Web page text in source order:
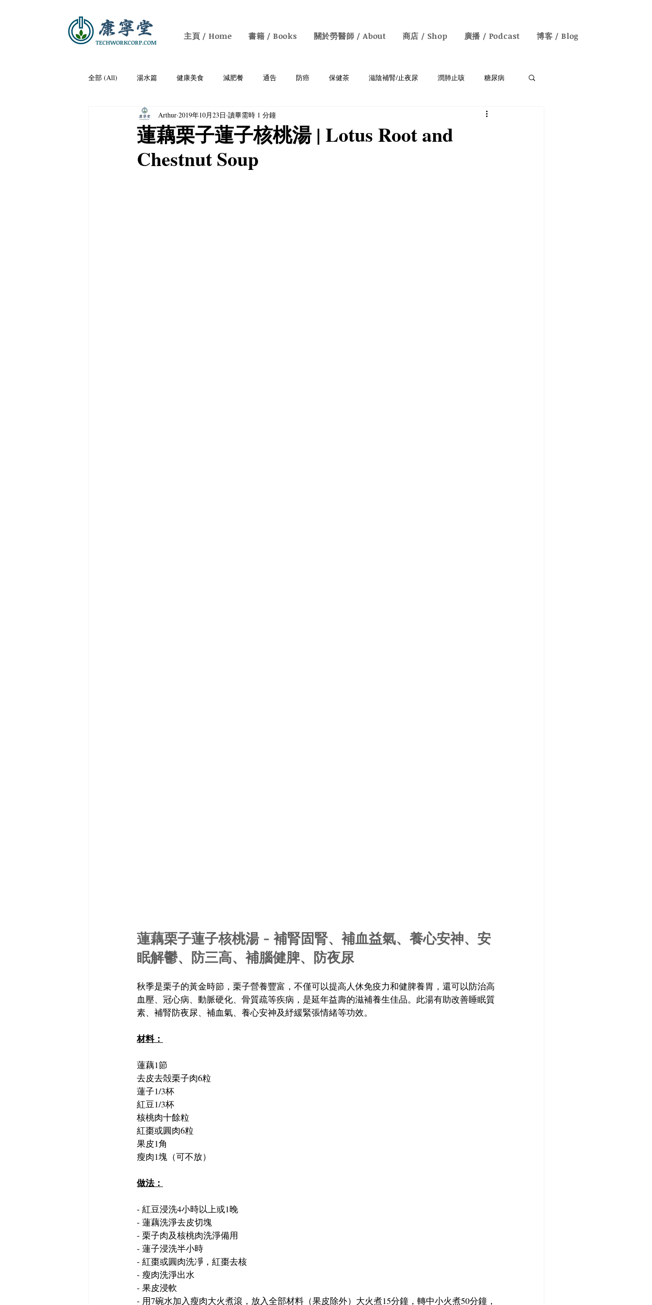
TECHWORKCORP.COM
主頁 / Home 書籍 / Books 關於勞醫師 / About 商店 / Shop 廣播 / Podcast 博客 / Blog
全部 (All) 湯水篇 健康美食 減肥餐 通告 防癌 保健茶 滋陰補腎/止夜尿 潤肺止咳 糖尿病
防三高/降血壓 老人癡呆 胃病
保腦益智 開胃
蓮藕栗子蓮子核桃湯 | Lotus Root and
Chestnut Soup
Arthur 2019年10月23日 讀畢需時 1 分鐘
蓮藕栗子蓮子核桃湯 - 補腎固腎、補血益氣、養心安神、安
眠解鬱、防三高、補腦健脾、防夜尿
秋季是栗子的黃金時節，栗子營養豐富，不僅可以提高人休免疫力和健脾養胃，還可以防治高
血壓、冠心病、動脈硬化、骨質疏等疾病，是延年益壽的滋補養生佳品。此湯有助改善睡眠質
素、補腎防夜尿、補血氣、養心安神及紓緩緊張情緒等功效。
材料：
蓮藕1節
去皮去殻栗子肉6粒
蓮子1/3杯
紅豆1/3杯
核桃肉十餘粒
紅棗或圓肉6粒
果皮1角
瘦肉1塊（可不放）
做法：
- 紅豆浸洗4小時以上或1晚
- 蓮藕洗淨去皮切塊
- 栗子肉及核桃肉洗淨備用
- 蓮子浸洗半小時
- 紅棗或圓肉洗凈，紅棗去核
- 瘦肉洗淨出水
- 果皮浸軟
- 用7碗水加入瘦肉大火煮滾，放入全部材料（果皮除外）大火煮15分鐘，轉中小火煮50分鐘，